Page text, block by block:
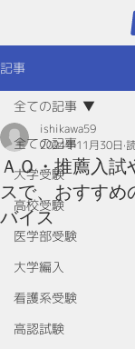
記事
全ての記事
大学受験
高校受験
医学部受験
大学編入
看護系受験
高認試験
全ての記事
ＡＯ・推薦入
スで、おすすめ
バイス
ishikawa59
2024年11月30日